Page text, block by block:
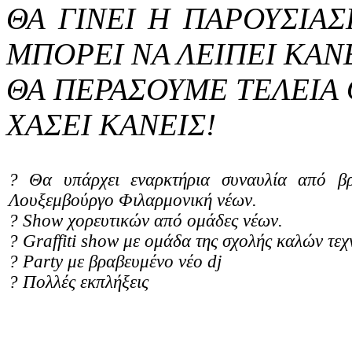
ΘΑ ΓΙΝΕΙ Η
ΜΠΟΡΕΙ ΝΑ ΛΕΙΠΕΙ
ΘΑ ΠΕΡΑΣΟΥΜΕ
ΧΑΣΕΙ ΚΑΝΕΙΣ!
? Θα υπάρχει εναρκτήρια συναυλία από
Λουξεμβούργο Φιλαρμονική νέων.
? Show χορευτικών από ομάδες νέων.
? Graffiti show με ομάδα της σχολής καλών
? Party με βραβευμένο νέο dj
? Πολλές εκπλήξεις